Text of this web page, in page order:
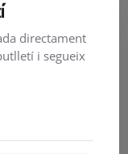
directament
i segueix